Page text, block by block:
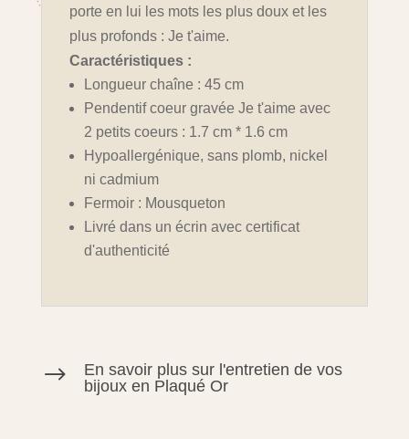
porte en lui les mots les plus doux et les
plus profonds : Je t'aime.
Caractéristiques :
Longueur chaîne : 45 cm
Pendentif coeur gravée Je t'aime avec
2 petits coeurs : 1.7 cm * 1.6 cm
Hypoallergénique, sans plomb, nickel
ni cadmium
Fermoir : Mousqueton
Livré dans un écrin avec certificat
d'authenticité
$
En savoir plus sur l'entretien de vos
bijoux en Plaqué Or